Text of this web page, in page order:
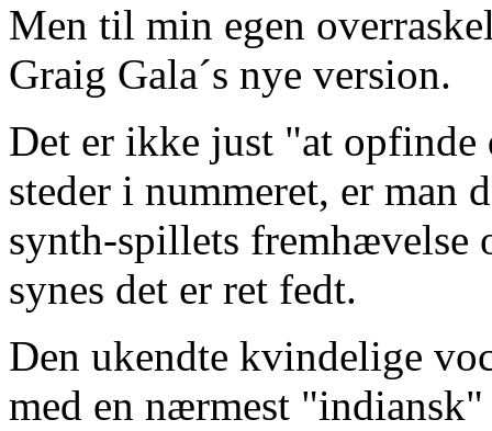
Men til min egen
Graig Gala´s nye version.
Det er ikke just "at opfinde
steder i nummeret, er man
synth-spillets fremhævelse
synes det er ret fedt.
Den ukendte kvindelige
med en nærmest "indiansk"